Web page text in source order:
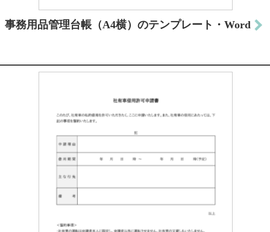
事務用品管理台帳（A4横）のテンプレート・Word